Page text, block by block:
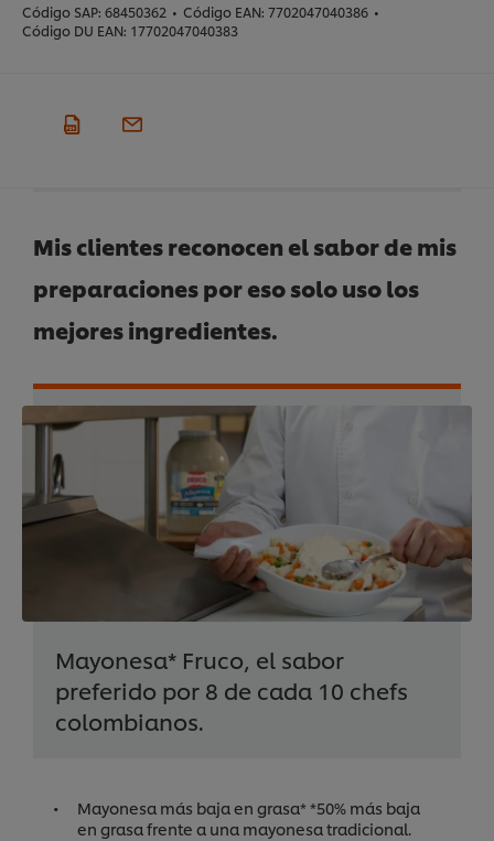
Código SAP: 68450362 • Código EAN: 7702047040386 •
Código DU EAN: 17702047040383
Mis clientes reconocen el sabor de mis
preparaciones por eso solo uso los
mejores ingredientes.
Mayonesa* Fruco, el sabor
preferido por 8 de cada 10 chefs
colombianos.
Mayonesa más baja en grasa* *50% más baja
en grasa frente a una mayonesa tradicional.